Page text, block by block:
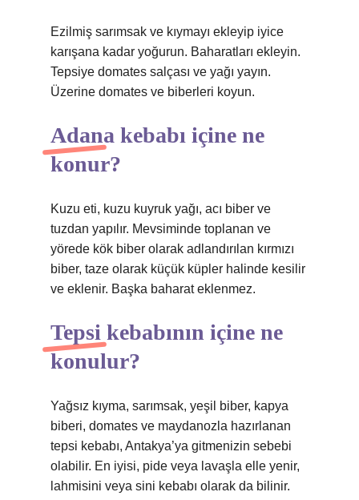
Ezilmiş sarımsak ve kıymayı ekleyip iyice
karışana kadar yoğurun. Baharatları ekleyin.
Tepsiye domates salçası ve yağı yayın.
Üzerine domates ve biberleri koyun.
Adana kebabı içine ne
konur?
Kuzu eti, kuzu kuyruk yağı, acı biber ve
tuzdan yapılır. Mevsiminde toplanan ve
yörede kök biber olarak adlandırılan kırmızı
biber, taze olarak küçük küpler halinde kesilir
ve eklenir. Başka baharat eklenmez.
Tepsi kebabının içine ne
konulur?
Yağsız kıyma, sarımsak, yeşil biber, kapya
biberi, domates ve maydanozla hazırlanan
tepsi kebabı, Antakya’ya gitmenizin sebebi
olabilir. En iyisi, pide veya lavaşla elle yenir,
lahmisini veya sini kebabı olarak da bilinir.